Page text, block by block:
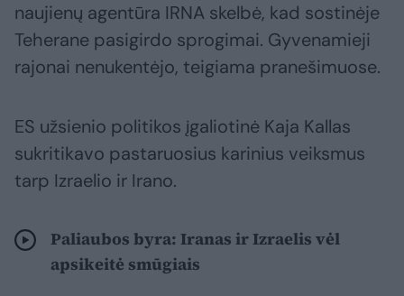
naujienų agentūra IRNA skelbė, kad sostinėje
Teherane pasigirdo sprogimai. Gyvenamieji
rajonai nenukentėjo, teigiama pranešimuose.
ES užsienio politikos įgaliotinė Kaja Kallas
sukritikavo pastaruosius karinius veiksmus
tarp Izraelio ir Irano.
Paliaubos byra: Iranas ir Izraelis vėl
apsikeitė smūgiais